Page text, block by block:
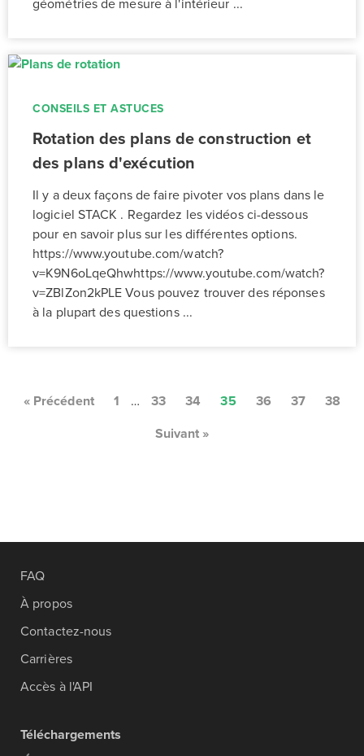
géométries de mesure à l'intérieur ...
CONSEILS ET ASTUCES
Rotation des plans de construction et
des plans d'exécution
Il y a deux façons de faire pivoter vos plans dans le
logiciel STACK . Regardez les vidéos ci-dessous
pour en savoir plus sur les différentes options.
https://www.youtube.com/watch?
v=K9N6oLqeQhwhttps://www.youtube.com/watch?
v=ZBlZon2kPLE Vous pouvez trouver des réponses
à la plupart des questions ...
« Précédent 1 … 33 34 35 36 37
38
Suivant »
FAQ
À propos
Contactez-nous
Carrières
Accès à l'API
Téléchargements